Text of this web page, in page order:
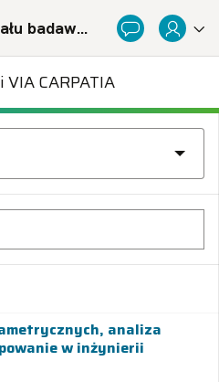
Baza potencjału badawczego Politechnicznej Sieci Via Carpatia im. Prezydenta RP Lecha Kaczyńskiego
CARPATIA
analiza
w inżynierii